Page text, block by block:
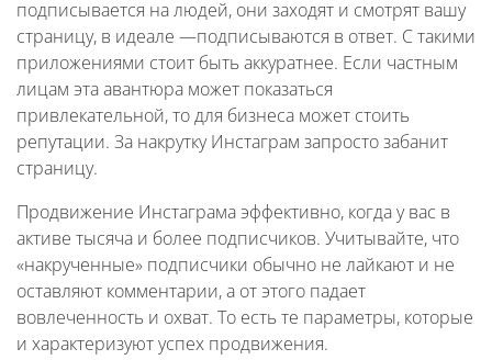
подписывается на людей, они заходят и смотрят вашу
страницу, в идеале —подписываются в ответ. С такими
приложениями стоит быть аккуратнее. Если частным
лицам эта авантюра может показаться
привлекательной, то для бизнеса может стоить
репутации. За накрутку Инстаграм запросто забанит
страницу.
Продвижение Инстаграма эффективно, когда у вас в
активе тысяча и более подписчиков. Учитывайте, что
«накрученные» подписчики обычно не лайкают и не
оставляют комментарии, а от этого падает
вовлеченность и охват. То есть те параметры, которые
и характеризуют успех продвижения.